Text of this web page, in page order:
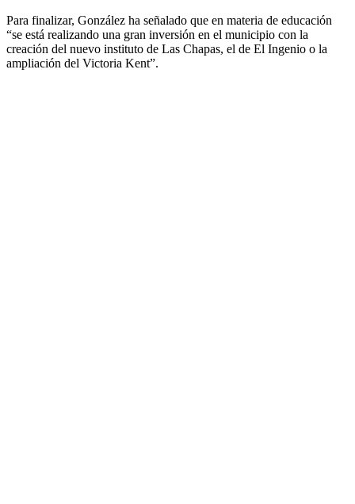
Para finalizar, González ha señalado que en materia de educación
“se está realizando una gran inversión en el municipio con la
creación del nuevo instituto de Las Chapas, el de El Ingenio o la
ampliación del Victoria Kent”.